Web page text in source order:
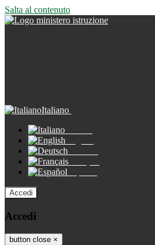
Salta al contenuto
Italiano
Accedi
Accedi
button close ×